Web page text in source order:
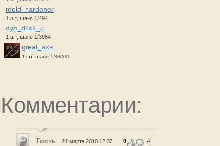
mold_hardener
1 шт, шанс 1/494
dye_d4c4_c
1 шт, шанс 1/3954
great_axe
1 шт, шанс 1/36000
Комментарии:
Гость 21 марта 2010 12:37 0 #